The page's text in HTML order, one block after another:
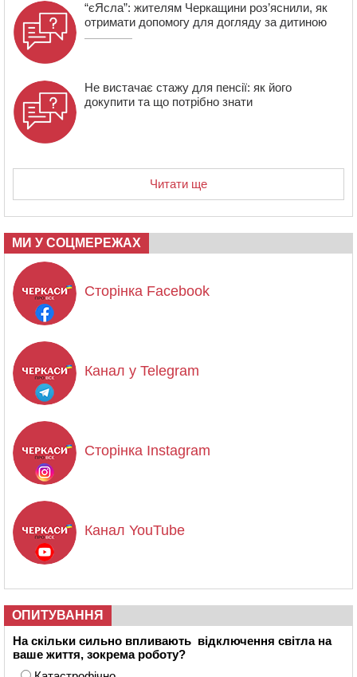
“єЯсла”: жителям Черкащини роз’яснили, як
отримати допомогу для догляду за дитиною
Не вистачає стажу для пенсії: як його
докупити та що потрібно знати
Читати ще
МИ У СОЦМЕРЕЖАХ
Сторінка Facebook
Канал у Telegram
Сторінка Instagram
Канал YouTube
ОПИТУВАННЯ
На скільки сильно впливають відключення світла на
ваше життя, зокрема роботу?